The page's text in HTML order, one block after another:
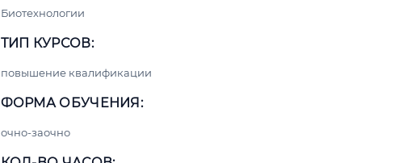
Биотехнологии
ТИП КУРСОВ:
повышение квалификации
ФОРМА ОБУЧЕНИЯ:
очно-заочно